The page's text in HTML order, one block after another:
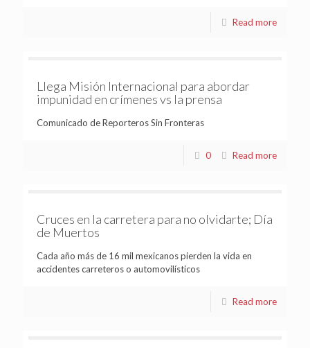
Read more
Llega Misión Internacional para abordar
impunidad en crímenes vs la prensa
Comunicado de Reporteros Sin Fronteras
0 Read more
Cruces en la carretera para no olvidarte; Día
de Muertos
Cada año más de 16 mil mexicanos pierden la vida en
accidentes carreteros o automovilísticos
Read more